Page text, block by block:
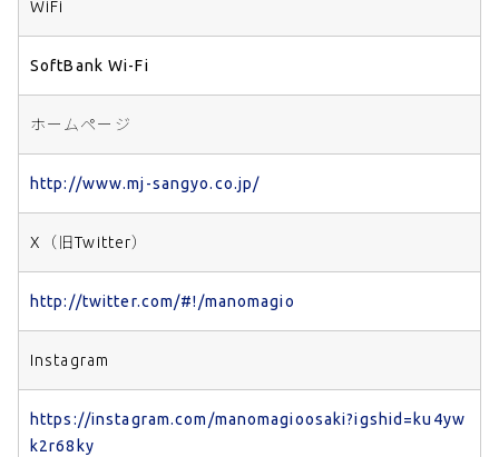
WiFi
SoftBank Wi-Fi
ホームページ
http://www.mj-sangyo.co.jp/
X（旧Twitter）
http://twitter.com/#!/manomagio
Instagram
https://instagram.com/manomagioosaki?igshid=ku4yw
k2r68ky